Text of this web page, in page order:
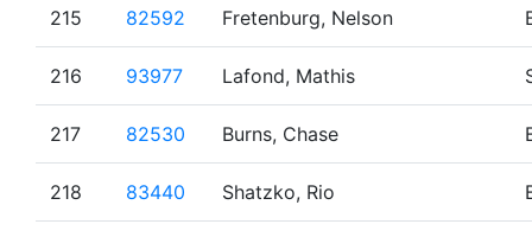
215 82592 Fretenburg, Nelson
216 93977 Lafond, Mathis
217 82530 Burns, Chase
218 83440 Shatzko, Rio